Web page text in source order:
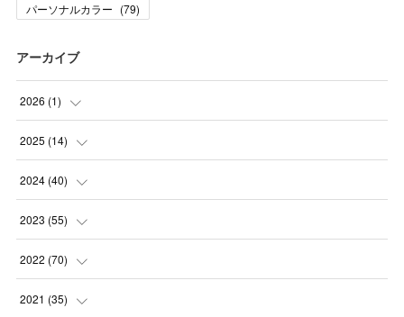
パーソナルカラー (79)
アーカイブ
2026 (1)
(1
2025 (14)
(10 )
(1
(1
(2
2024 (40)
(1
(1
(3
2023 (55)
(2
(4
2022 (70)
(7
2021 (35)